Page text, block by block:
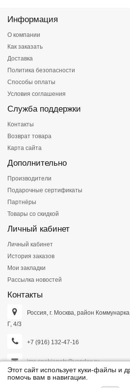
Информация
О компании
Как заказать
Доставка
Политика безопасности
Способы оплаты
Условия соглашения
Служба поддержки
Контакты
Возврат товара
Карта сайта
Дополнительно
Производители
Подарочные сертификаты
Партнёры
Товары со скидкой
Личный кабинет
Личный кабинет
История заказов
Мои закладки
Рассылка новостей
Контакты
Россия, г. Москва, район
Г, 4/3
+7 (916) 132-47-16
ims.snabjenets@yandex.ru
Этот сайт использует куки-файлы и
помочь вам в навигации.